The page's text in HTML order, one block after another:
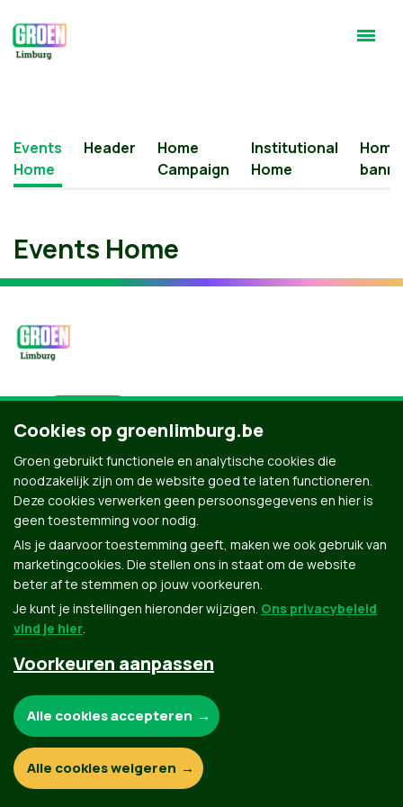
Events
Home
Header
Home
Campaign
Institutional
Home
Home
Events Home
© Copyright Groen 2026 | Gemaakt metNationBuilder
Contact Privacybeleid
Cookies op groenlimburg.be
Groen gebruikt functionele en analytische cookies die
noodzakelijk zijn om de website goed te laten functioneren.
Deze cookies verwerken geen persoonsgegevens en hier is
geen toestemming voor nodig.
Als je daarvoor toestemming geeft, maken we ook gebruik van
marketingcookies. Die stellen ons in staat om de website
beter af te stemmen op jouw voorkeuren.
Je kunt je instellingen hieronder wijzigen. Ons privacybeleid
vind je hier.
Voorkeuren aanpassen
Functionele en analytische cookies:
Alle cookies accepteren
Alle cookies weigeren